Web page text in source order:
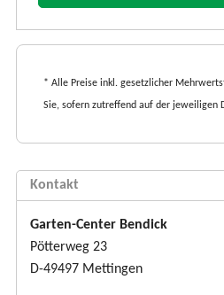
* Alle Preise inkl. gesetzlicher
Sie, sofern zutreffend auf der jeweiligen
Kontakt
Garten-Center Bendick
Pötterweg 23
D-49497 Mettingen